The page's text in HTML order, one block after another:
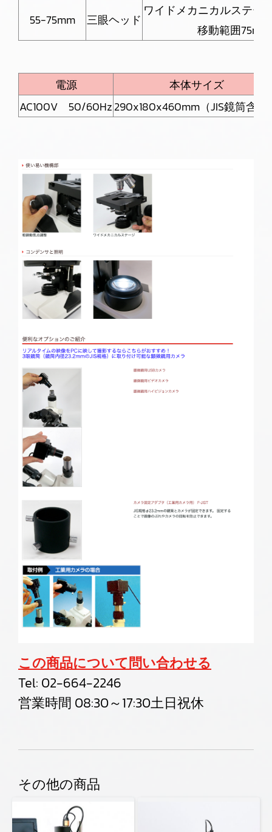
55-75mm 三眼ヘッド
ワイドメカニカルステー
移動範囲
電源
本体サイズ
AC100V 50/60Hz290x180x460mm（JIS鏡筒含む
この商品について問い合わせる
Tel: 02-664-2246
営業時間 08:30～17:30土日祝休
その他の商品